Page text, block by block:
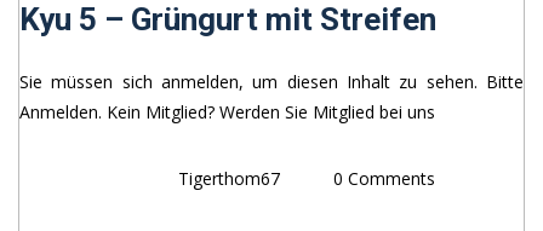
Kyu 5 – Grüngurt mit Streifen
Sie müssen sich anmelden, um diesen Inhalt zu sehen. Bitte
Anmelden. Kein Mitglied? Werden Sie Mitglied bei uns
Tigerthom67 0 Comments